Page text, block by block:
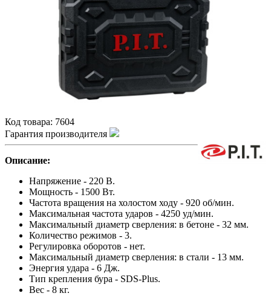
Код товара: 7604
Гарантия производителя
Описание:
Напряжение - 220 В.
Мощность - 1500 Вт.
Частота вращения на холостом ходу - 920 об/мин.
Максимальная частота ударов - 4250 уд/мин.
Максимальный диаметр сверления: в бетоне - 32 мм.
Количество режимов - 3.
Регулировка оборотов - нет.
Максимальный диаметр сверления: в стали - 13 мм.
Энергия удара - 6 Дж.
Тип крепления бура - SDS-Plus.
Вес - 8 кг.